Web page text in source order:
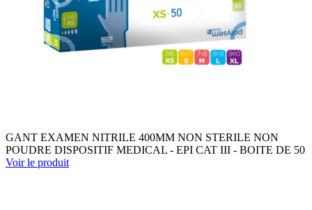
GANT EXAMEN NITRILE 400MM NON STERILE NON
POUDRE DISPOSITIF MEDICAL - EPI CAT III - BOITE DE 50
Voir le produit